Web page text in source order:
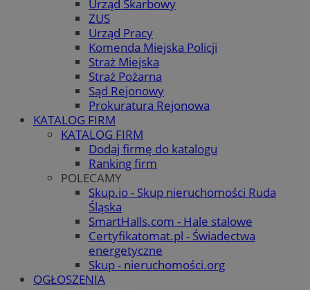
Urząd Skarbowy
ZUS
Urząd Pracy
Komenda Miejska Policji
Straż Miejska
Straż Pożarna
Sąd Rejonowy
Prokuratura Rejonowa
KATALOG FIRM
KATALOG FIRM
Dodaj firmę do katalogu
Ranking firm
POLECAMY
Skup.io - Skup nieruchomości Ruda
Śląska
SmartHalls.com - Hale stalowe
Certyfikatomat.pl - Świadectwa
energetyczne
Skup - nieruchomości.org
OGŁOSZENIA